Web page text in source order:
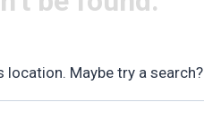
Maybe try a search?